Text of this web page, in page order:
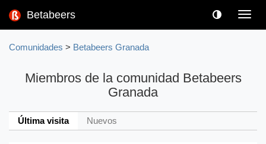
Betabeers
Comunidades > Betabeers Granada
Miembros de la comunidad Betabeers
Granada
Última visita Nuevos